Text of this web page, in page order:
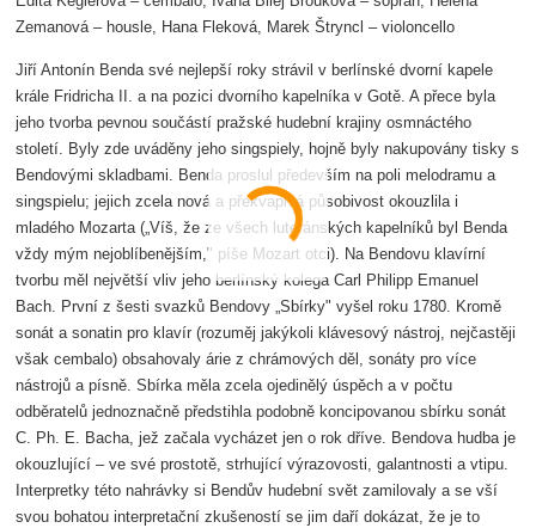
Zemanová – housle, Hana Fleková, Marek Štryncl – violoncello
Jiří Antonín Benda své nejlepší roky strávil v berlínské dvorní kapele
krále Fridricha II. a na pozici dvorního kapelníka v Gotě. A přece byla
jeho tvorba pevnou součástí pražské hudební krajiny osmnáctého
století. Byly zde uváděny jeho singspiely, hojně byly nakupovány tisky s
Bendovými skladbami. Benda proslul především na poli melodramu a
singspielu; jejich zcela nová a překvapivá působivost okouzlila i
mladého Mozarta („Víš, že ze všech luteránských kapelníků byl Benda
vždy mým nejoblíbenějším," píše Mozart otci). Na Bendovu klavírní
tvorbu měl největší vliv jeho berlínský kolega Carl Philipp Emanuel
Bach. První z šesti svazků Bendovy „Sbírky" vyšel roku 1780. Kromě
sonát a sonatin pro klavír (rozuměj jakýkoli klávesový nástroj, nejčastěji
však cembalo) obsahovaly árie z chrámových děl, sonáty pro více
nástrojů a písně. Sbírka měla zcela ojedinělý úspěch a v počtu
odběratelů jednoznačně předstihla podobně koncipovanou sbírku sonát
C. Ph. E. Bacha, jež začala vycházet jen o rok dříve. Bendova hudba je
okouzlující – ve své prostotě, strhující výrazovosti, galantnosti a vtipu.
Interpretky této nahrávky si Bendův hudební svět zamilovaly a se vší
svou bohatou interpretační zkušeností se jim daří dokázat, že je to